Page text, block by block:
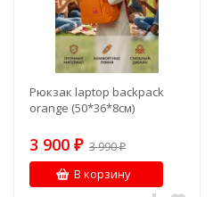
Рюкзак laptop backpack
orange (50*36*8см)
3 900 ₽ 3 990₽
В корзину